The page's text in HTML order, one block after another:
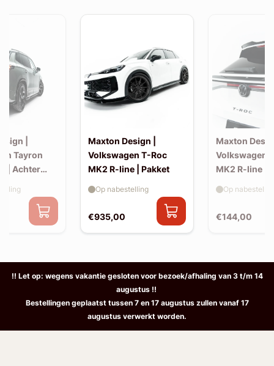
|
Tayron
| Achter
Maxton Design |
Volkswagen T-Roc
MK2 R-line | Pakket
€935,00
Op nabestelling
Maxton
Volkswagen
MK2 R-line |
€144,00
Op
!! Let op: wegens vakantie gesloten voor bezoek/afhaling van 3 t/m 14
augustus !!
Bestellingen geplaatst tussen 7 en 17 augustus zullen vanaf 17
augustus verwerkt worden.